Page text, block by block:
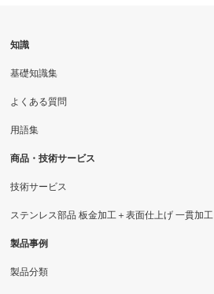
知識
基礎知識集
よくある質問
用語集
商品・技術サービス
技術サービス
ステンレス部品 板金加工＋表面仕上げ 一貫加工
製品事例
製品分類